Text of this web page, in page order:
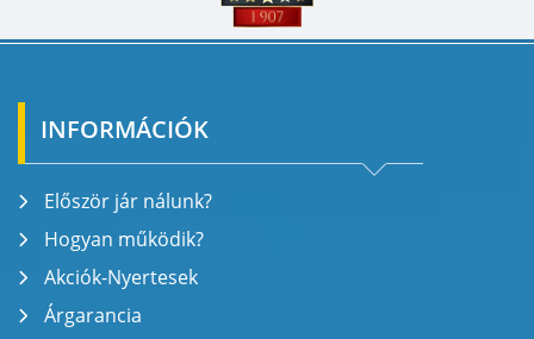
INFORMÁCIÓK
Először jár nálunk?
Hogyan működik?
Akciók-Nyertesek
Árgarancia